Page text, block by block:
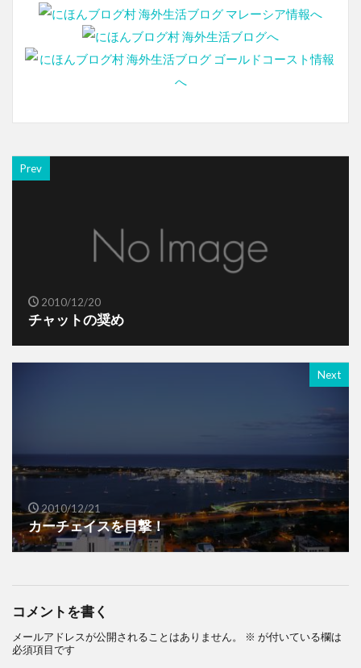
Prev
2010/12/20
チャットの奨め
Next
2010/12/21
カーチェイスを目撃！
コメントを書く
メールアドレスが公開されることはありません。 ※ が付いている欄は
必須項目です